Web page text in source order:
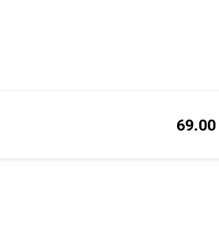
69.00